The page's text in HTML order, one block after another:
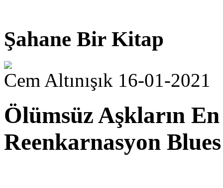
Şahane Bir Kitap
Cem Altınışık 16-01-2021
Ölümsüz Aşkların
Reenkarnasyon Blues